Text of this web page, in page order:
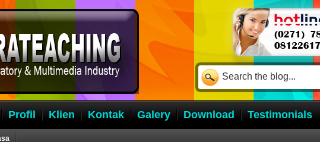
Profil Klien Kontak Galery Download Testimonials